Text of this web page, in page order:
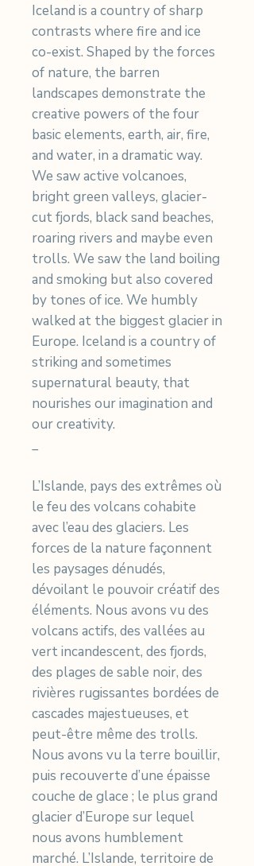
Iceland is a country of sharp
contrasts where fire and ice
co-exist. Shaped by the forces
of nature, the barren
landscapes demonstrate the
creative powers of the four
basic elements, earth, air, fire,
and water, in a dramatic way.
We saw active volcanoes,
bright green valleys, glacier-
cut fjords, black sand beaches,
roaring rivers and maybe even
trolls. We saw the land boiling
and smoking but also covered
by tones of ice. We humbly
walked at the biggest glacier in
Europe. Iceland is a country of
striking and sometimes
supernatural beauty, that
nourishes our imagination and
our creativity.
L’Islande, pays des extrêmes où
le feu des volcans cohabite
avec l’eau des glaciers. Les
forces de la nature façonnent
les paysages dénudés,
dévoilant le pouvoir créatif des
éléments. Nous avons vu des
volcans actifs, des vallées au
vert incandescent, des fjords,
des plages de sable noir, des
rivières rugissantes bordées de
cascades majestueuses, et
peut-être même des trolls.
Nous avons vu la terre bouillir,
puis recouverte d’une épaisse
couche de glace ; le plus grand
glacier d’Europe sur lequel
nous avons humblement
marché. L’Islande, territoire de